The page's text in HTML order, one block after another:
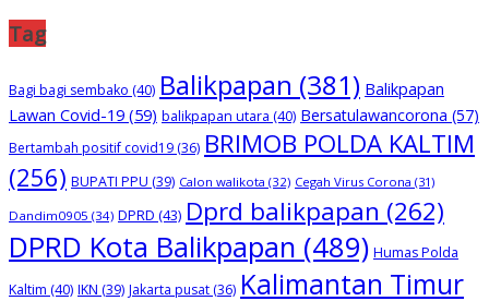
Tag
Bagi bagi sembako (40) Balikpapan (381) Balikpapan
Lawan Covid-19 (59) balikpapan utara (40) Bersatulawancorona (57)
Bertambah positif covid19 (36) BRIMOB POLDA KALTIM
(256) BUPATI PPU (39) Calon walikota (32) Cegah Virus Corona (31)
Dandim0905 (34) DPRD (43) Dprd balikpapan (262)
DPRD Kota Balikpapan (489) Humas Polda
Kaltim (40) IKN (39) Jakarta pusat (36) Kalimantan Timur